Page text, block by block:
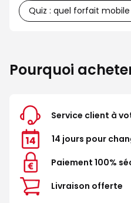
Quiz : quel forfait
Pourquoi
Service client à
14 jours pour
Paiement 100%
Livraison offerte